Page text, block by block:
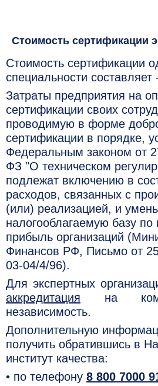
Стоимость сертификации
Стоимость сертификации
специальности составляет
Затраты предприятия на
сертификации своих
проводимую в форме
сертификации в порядке,
Федеральным законом от
ФЗ "О техническом
подлежат включению в
расходов, связанных с
(или) реализацией, и
налогооблагаемую базу по
прибыль организаций
Финансов РФ, Письмо от
03-04/4/96).
Для экспертных
аккредитация на
независимость.
Дополнительную
получить обратившись в
институт качества:
• по телефону 8 800 7000